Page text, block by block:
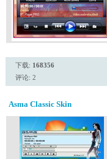
下载: 168356
评论: 2
Asma Classic Skin